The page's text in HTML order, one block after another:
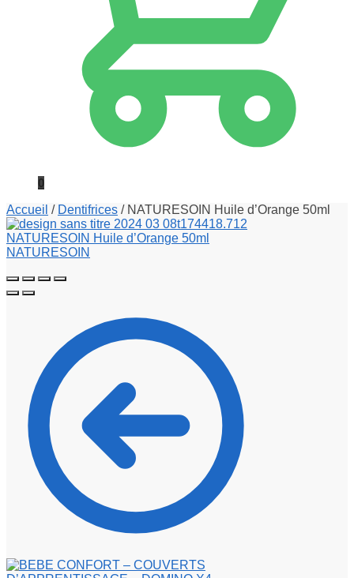
0
Accueil / Dentifrices / NATURESOIN Huile d’Orange 50ml